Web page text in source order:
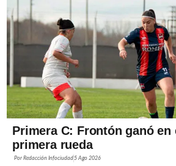
Primera C: Frontón ganó en
primera rueda
PorRedacción Infociudad5 Ago 2026